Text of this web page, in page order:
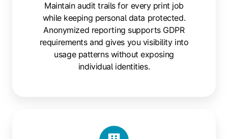
Maintain audit trails for every print job
while keeping personal data protected.
Anonymized reporting supports GDPR
requirements and gives you visibility into
usage patterns without exposing
individual identities.